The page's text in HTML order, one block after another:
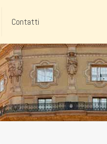
Contatti